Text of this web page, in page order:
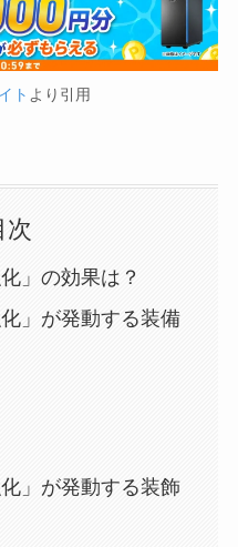
ト より引用
次
」の効果は？
」が発動する装備
」が発動する装飾